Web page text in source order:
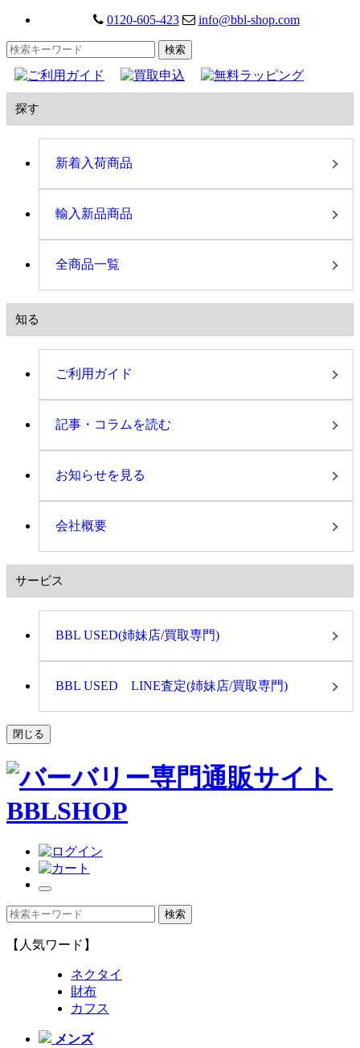
0120-605-423 info@bbl-shop.com
探す
新着入荷商品
輸入新品商品
全商品一覧
知る
ご利用ガイド
記事・コラムを読む
お知らせを見る
会社概要
サービス
BBL USED(姉妹店/買取専門)
BBL USED LINE査定(姉妹店/買取専門)
閉じる
【人気ワード】
ネクタイ
財布
カフス
メンズ